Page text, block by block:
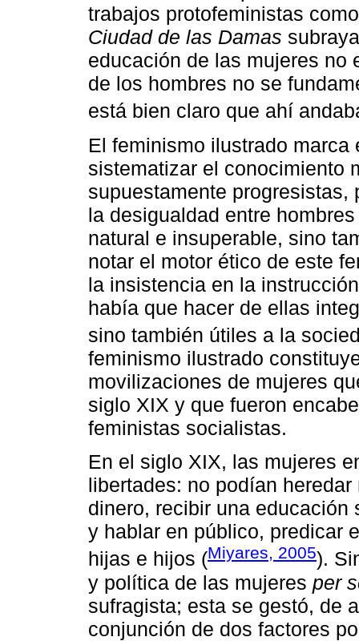
trabajos protofeministas
Ciudad de las Damas
educación de las mujeres no
de los hombres no se
está bien claro que ahí
El feminismo ilustrado
sistematizar el conocimiento
supuestamente progresistas,
la desigualdad entre
natural e insuperable, sino
notar el motor ético de este
la insistencia en la
había que hacer de ellas
sino también útiles a la
feminismo ilustrado
movilizaciones de mujeres
siglo XIX y que fueron
feministas socialistas.
En el siglo XIX, las mujeres
libertades: no podían
dinero, recibir una
y hablar en público, predicar
hijas e hijos (Miyares, 2005).
y política de las mujeres per
sufragista; esta se gestó, de
conjunción de dos factores